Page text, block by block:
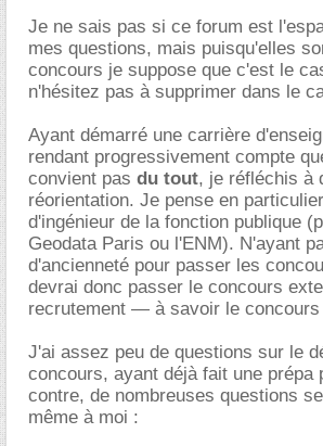
Je ne sais pas si ce forum est
mes questions, mais puisqu'elles
concours je suppose que c'est le
n'hésitez pas à supprimer dans le
Ayant démarré une carrière
rendant progressivement compte
convient pas du tout, je réfléchis à
réorientation. Je pense en
d'ingénieur de la fonction publique
Geodata Paris ou l'ENM). N'ayant
d'ancienneté pour passer les
devrai donc passer le concours
recrutement — à savoir le concours
J'ai assez peu de questions sur le
concours, ayant déjà fait une prépa
contre, de nombreuses questions
même à moi :